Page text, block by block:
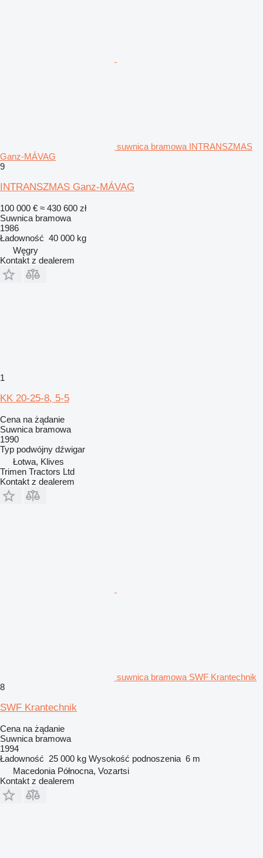
suwnica bramowa INTRANSZMAS
Ganz-MÁVAG
9
INTRANSZMAS Ganz-MÁVAG
100 000 € ≈ 430 600 zł
Suwnica bramowa
1986
Ładowność 40 000 kg
Węgry
Kontakt z dealerem
1
KK 20-25-8, 5-5
Cena na żądanie
Suwnica bramowa
1990
Typ podwójny dźwigar
Łotwa, Klives
Trimen Tractors Ltd
Kontakt z dealerem
suwnica bramowa SWF Krantechnik
8
SWF Krantechnik
Cena na żądanie
Suwnica bramowa
1994
Ładowność 25 000 kg Wysokość podnoszenia 6 m
Macedonia Północna, Vozartsi
Kontakt z dealerem